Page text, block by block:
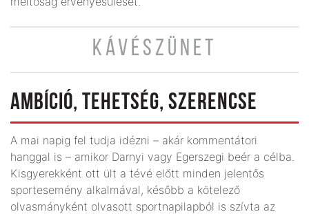
KÁVÉSZÜNET
AMBÍCIÓ, TEHETSÉG, SZERENCSE
A mai napig fel tudja idézni – akár kommentátori
hanggal is – amikor Darnyi vagy Egerszegi beér a célba.
Kisgyerekként ott ült a tévé előtt minden jelen­tős
sportesemény alkalmával, később a kötelező
olvasmányként olvasott sportnapilapból is szívta az